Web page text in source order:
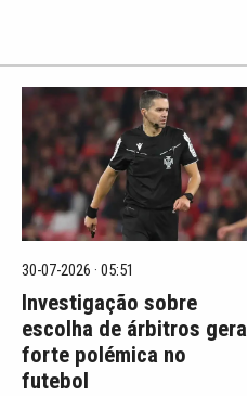
30-07-2026 · 05:51
Investigação sobre
escolha de árbitros gera
forte polémica no
futebol